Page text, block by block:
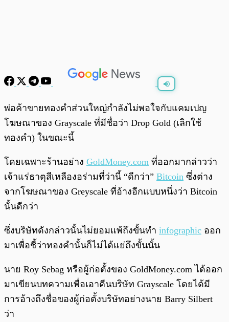
พ่อค้าขายทองคำส่วนใหญ่กำลังไม่พอใจกับแคมเปญ
โฆษณาของ Grayscale ที่มีชื่อว่า Drop Gold (เลิกใช้
ทองคำ) ในขณะนี้
โดยเฉพาะร้านอย่าง GoldMoney.com ที่ออกมากล่าวว่า
เจ้าแร่ธาตุสีเหลืองอร่ามที่ว่านี้ “ดีกว่า” Bitcoin ซึ่งต่าง
จากโฆษณาของ Greyscale ที่อ้างอีกแบบหนึ่งว่า Bitcoin
นั้นดีกว่า
ซึ่งบริษัทดังกล่าวนั้นไม่ยอมแพ้ถึงขั้นทำ infographic ออก
มาเพื่อชี้ว่าทองคำนั้นก็ไม่ได้แย่ถึงขั้นนั้น
นาย Roy Sebag หรือผู้ก่อตั้งของ GoldMoney.com ได้ออก
มาเขียนบทความเพื่อเอาคืนบริษัท Grayscale โดยได้มี
การอ้างถึงชื่อของผู้ก่อตั้งบริษัทอย่างนาย Barry Silbert
ว่า